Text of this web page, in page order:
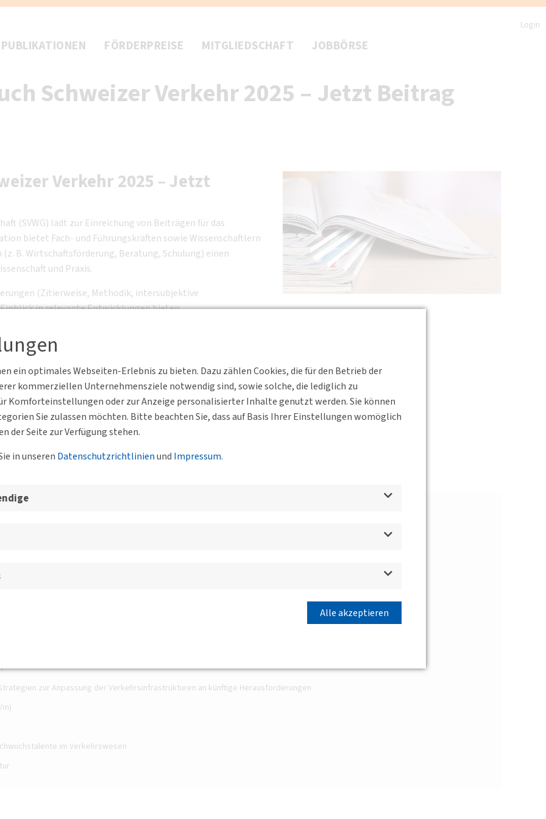
ein optimales Webseiten-Erlebnis zu bieten. Dazu zählen Cookies, die für den Betrieb der
kommerziellen Unternehmensziele notwendig sind, sowie solche, die lediglich zu
Komforteinstellungen oder zur Anzeige personalisierter Inhalte genutzt werden. Sie können
Sie zulassen möchten. Bitte beachten Sie, dass auf Basis Ihrer Einstellungen womöglich
der Seite zur Verfügung stehen.
in unseren Datenschutzrichtlinienund Impressum.
Alle akzeptieren
Login
PUBLIKATIONEN FÖRDERPREISE MITGLIEDSCHAFT JOBBÖRSE
Schweizer Verkehr 2025 – Jetzt Beitrag
Verkehr 2025 – Jetzt
(SVWG) lädt zur Einreichung von Beiträgen für das
bietet Fach- und Führungskräften sowie Wissenschaftlern
B. Wirtschaftsförderung, Beratung, Schulung) einen
und Praxis.
(Zitierweise, Methodik, intersubjektive
in relevante Entwicklungen bieten.
2025an Prof. Christian Laesser (christian.laesser@unisg.ch)
mit minimaler Formatierung) einzureichen.
Radverkehr im urbanen Raum
"Deine Bahn"
Beirat der DVWG
Strategische Weichenstellungen und neue Impulse
zur Anpassung der Verkehrsinfrastrukturen an künftige Herausforderungen
im Verkehrswesen